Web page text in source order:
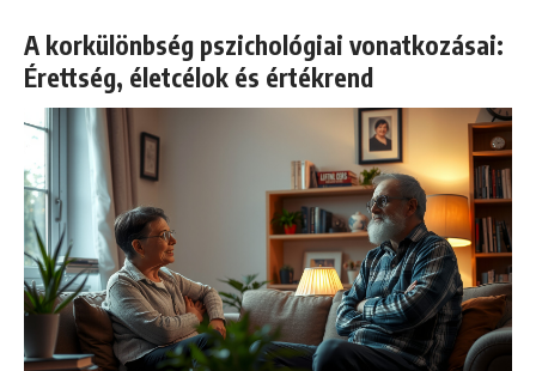
A korkülönbség pszichológiai vonatkozásai:
Érettség, életcélok és értékrend